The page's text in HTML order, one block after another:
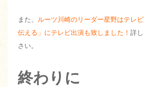
また、 ルーツ川崎のリーダー星野はテレ
伝える」にテレビ出演も致しました！ 詳
さい。
終わりに